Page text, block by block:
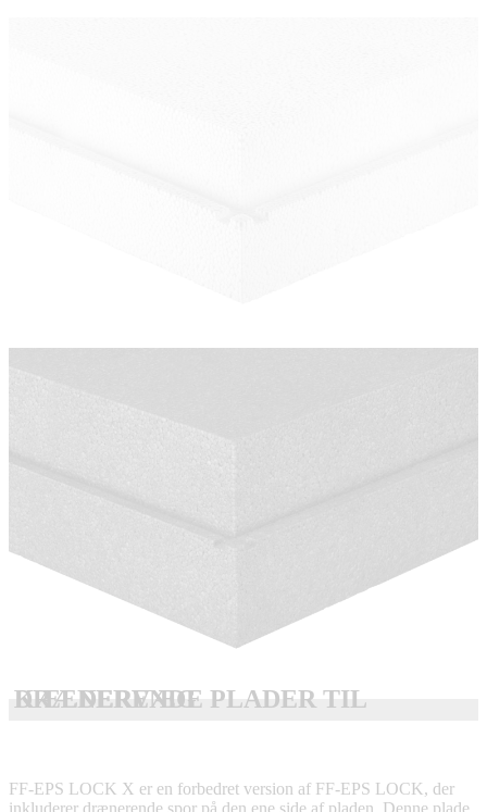
DRÆNERENDE PLADER TIL KÆLDERVÆG
FF-EPS LOCK X er en forbedret version af FF-EPS LOCK, der